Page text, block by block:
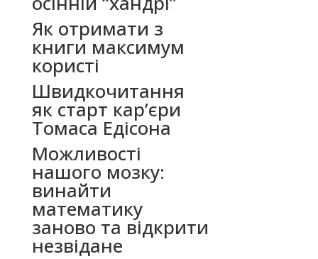
Як отримати з
книги максимум
користі
Швидкочитання
як старт кар’єри
Томаса Едісона
Можливості
нашого мозку:
винайти
математику
заново та відкрити
незвідане